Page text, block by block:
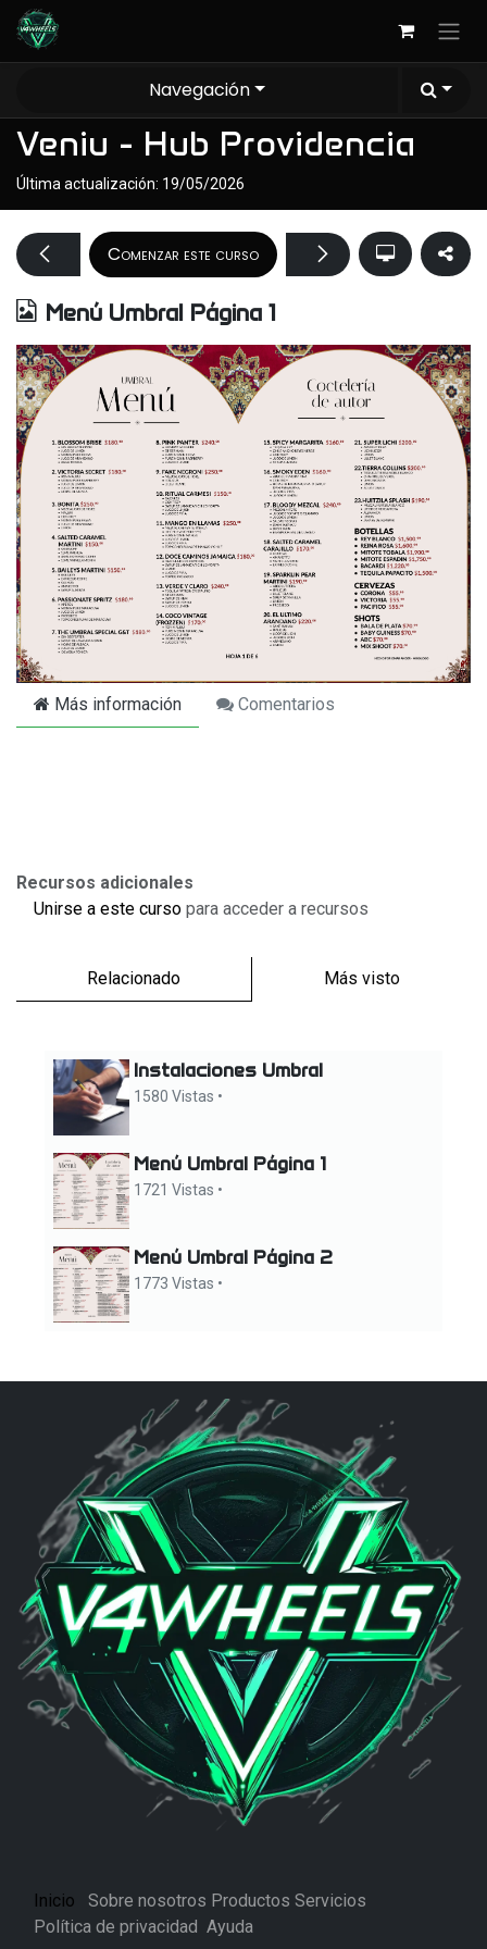
Ir al contenido
Navegación
Veniu - Hub Providencia
Última actualización: 19/05/2026
Relacionado Más visto
Instalaciones Umbral
1580 Vistas •
Menú Umbral Página 1
1721 Vistas •
Menú Umbral Página 2
1773 Vistas •
Menú Umbral Página 1
Comenzar este curso
Más información Comentarios
Recursos adicionales
Unirse a este curso para acceder a recursos
Inicio Sobre nosotros Productos Servicios
Política de privacidad Ayuda